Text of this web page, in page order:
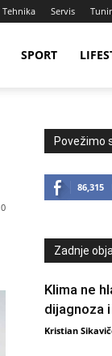
Tehnika Servis
SPORT
0
Povežimo
86,315
Zadnje
Klima ne
dijagnoza
Kristian